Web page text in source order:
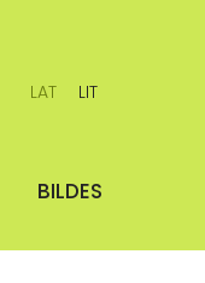
BILDES
LAT LIT